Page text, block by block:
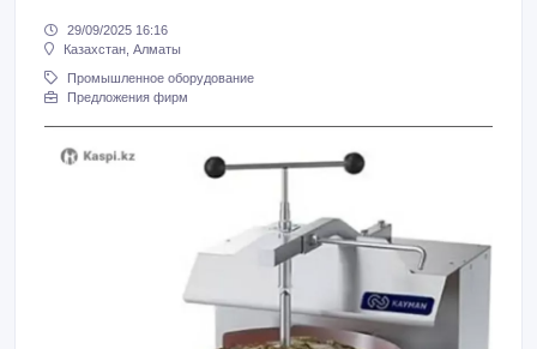
29/09/2025 16:16
Казахстан, Алматы
Промышленное оборудование
Предложения фирм